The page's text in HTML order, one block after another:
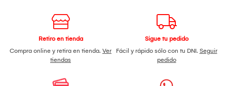
Retiro en tienda
Compra online y retira en tienda. Ver
tiendas
Sigue tu pedido
Fácil y rápido sólo con tu DNI. Seguir
pedido